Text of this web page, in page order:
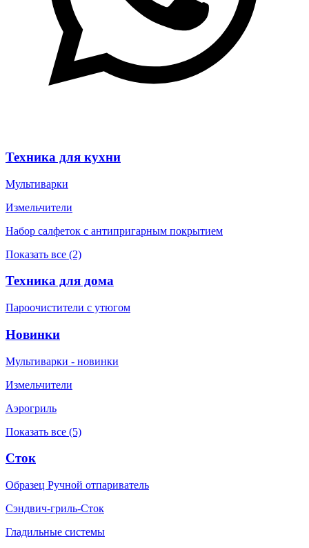
Техника для кухни
Мультиварки
Измельчители
Набор салфеток с антипригарным покрытием
Показать все (2)
Техника для дома
Пароочистители с утюгом
Новинки
Мультиварки - новинки
Измельчители
Аэрогриль
Показать все (5)
Сток
Образец Ручной отпариватель
Сэндвич-гриль-Сток
Гладильные системы